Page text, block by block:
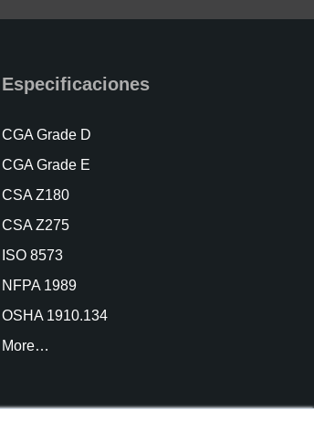
Especificaciones
CGA Grade D
CGA Grade E
CSA Z180
CSA Z275
ISO 8573
NFPA 1989
OSHA 1910.134
More…